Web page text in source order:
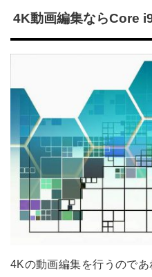
4K動画編集ならCore
4Kの動画編集を行うので